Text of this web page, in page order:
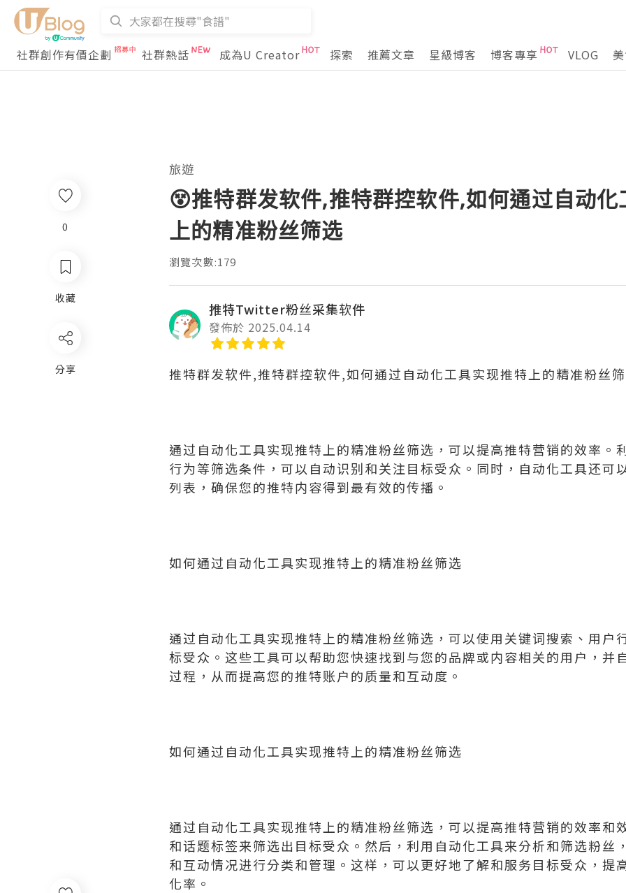
社群創作有價企劃 社群熱話 成為U Creator 探索 推薦文章 星級博客 博客專享 VLOG
旅遊
😵推特群发软件,推特群控软件,如何通过自动
上的精准粉丝筛选
瀏覽次數:179
推特Twitter粉丝采集软件
發佈於 2025.04.14
推特群发软件,推特群控软件,如何通过自动化工具实现推特上的精准粉丝
通过自动化工具实现推特上的精准粉丝筛选，可以提高推特营销的效率。
行为等筛选条件，可以自动识别和关注目标受众。同时，自动化工具还可
列表，确保您的推特内容得到最有效的传播。
如何通过自动化工具实现推特上的精准粉丝筛选
通过自动化工具实现推特上的精准粉丝筛选，可以使用关键词搜索、用户
标受众。这些工具可以帮助您快速找到与您的品牌或内容相关的用户，并
过程，从而提高您的推特账户的质量和互动度。
如何通过自动化工具实现推特上的精准粉丝筛选
通过自动化工具实现推特上的精准粉丝筛选，可以提高推特营销的效率和
和话题标签来筛选出目标受众。然后，利用自动化工具来分析和筛选粉丝
和互动情况进行分类和管理。这样，可以更好地了解和服务目标受众，提
化率。
0
收藏
分享